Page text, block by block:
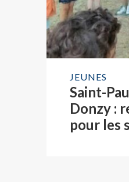
JEUNES
Saint-
Donzy :
pour les